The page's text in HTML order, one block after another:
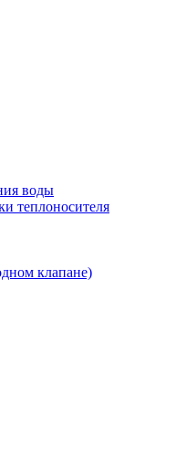
воды
теплоносителя
клапане)